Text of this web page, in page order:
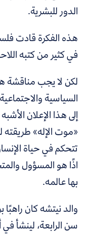
الدور للبشرية.
هذه الفكرة قادت
في كثير من كتبه
لكن لا يجب مناقشة
السياسية
إلى هذا الإعلان
«موت الإله» طريقته
تتحكم في حياة
اذًا هو المسؤول
بها عالمه.
والد نيتشه كان راهبًا
سن الرابعة، لينشأ